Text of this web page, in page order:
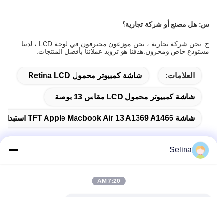
س: هل مصنع أو شركة تجارية؟
ج: نحن شركة تجارية ، نحن موزعون محترفون في لوحة LCD ، لدينا
مستودع خاص ومخزون.هدفنا هو تزويد عملائنا بأفضل المنتجات.
العلامات: شاشة كمبيوتر محمول Retina LCD
شاشة كمبيوتر محمول LCD مقاس 13 بوصة
شاشة TFT Apple Macbook Air 13 A1369 A1466 استبدال شاشة الكمبيوتر المحمول LED LCD
Selina
7:20 AM